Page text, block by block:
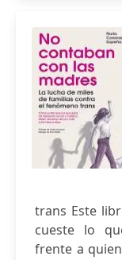
trans Este
cueste lo
frente a